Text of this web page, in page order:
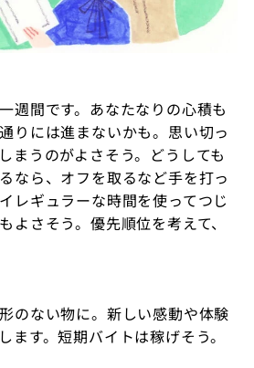
週間です。あなたなりの心積も
りには進まないかも。思い切っ
まうのがよさそう。どうしても
なら、オフを取るなど手を打っ
レギュラーな時間を使ってつじ
よさそう。優先順位を考えて、
のない物に。新しい感動や体験
ます。短期バイトは稼げそう。